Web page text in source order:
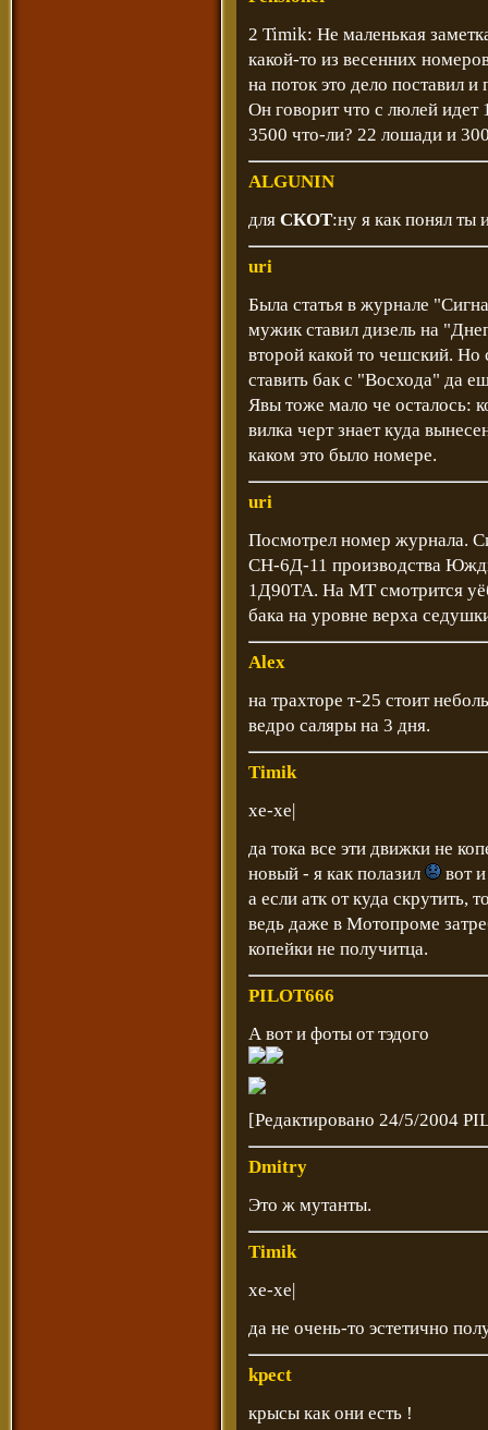
2 Timik: Не маленькая
какой-то из весенних
на поток это дело поставил
Он говорит что с люлей идет
3500 что-ли? 22 лошади и
ALGUNIN
для СКОТ:ну я как понял ты
uri
Была статья в журнале
мужик ставил дизель на
второй какой то чешский.
ставить бак с "Восхода" да
Явы тоже мало че осталось:
вилка черт знает куда
каком это было номере.
uri
Посмотрел номер журнала.
СН-6Д-11 производства
1Д90ТА. На МТ смотрится
бака на уровне верха
Alex
на трахторе т-25 стоит
ведро саляры на 3 дня.
Timik
хе-хе|
да тока все эти движки не
новый - я как полазил
вот
а если атк от куда скрутить,
ведь даже в Мотопроме
копейки не получитца.
PILOT666
А вот и фоты от тэдого
[Редактировано 24/5/2004
Dmitry
Это ж мутанты.
Timik
хе-хе|
да не очень-то эстетично
kpect
крысы как они есть !